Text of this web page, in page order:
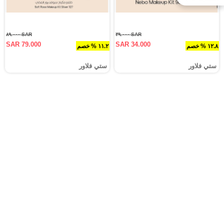
١٢.٨ % خصم
SAR ٣٩.٠٠٠
SAR 34.000
ستي فلاور
١١.٢ % خصم
SAR ٨٩.٠٠٠
SAR 79.000
ستي فلاور